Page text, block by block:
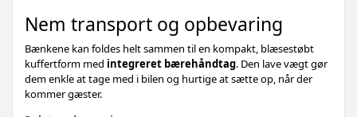
Nem transport og opbevaring
Bænkene kan foldes helt sammen til en kompakt, blæsestøbt
kuffertform med integreret bærehåndtag. Den lave vægt gør
dem enkle at tage med i bilen og hurtige at sætte op, når der
kommer gæster.